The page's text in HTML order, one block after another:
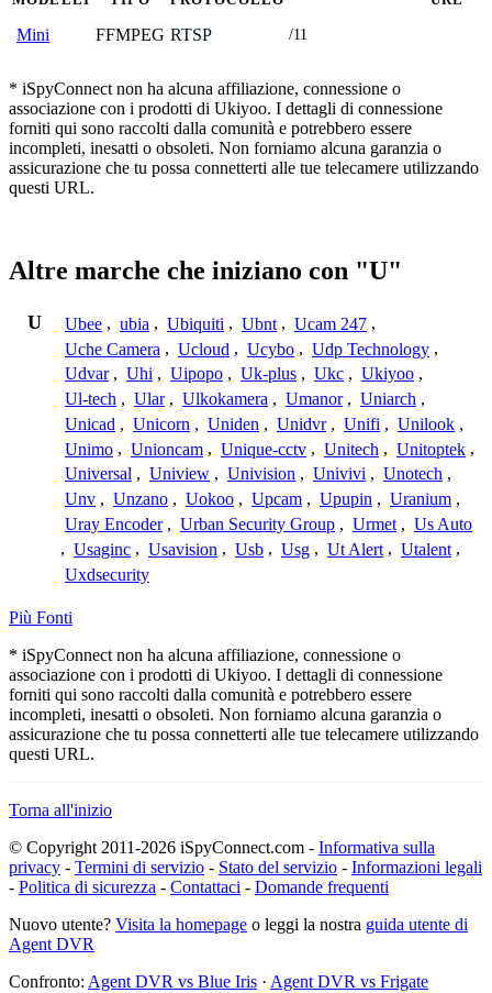
Mini FFMPEG RTSP /11
* iSpyConnect non ha alcuna affiliazione, connessione o
associazione con i prodotti di Ukiyoo. I dettagli di connessione
forniti qui sono raccolti dalla comunità e potrebbero essere
incompleti, inesatti o obsoleti. Non forniamo alcuna garanzia o
assicurazione che tu possa connetterti alle tue telecamere utilizzando
questi URL.
Altre marche che iniziano con "U"
U Ubee , ubia , Ubiquiti , Ubnt , Ucam 247 ,
Uche Camera , Ucloud , Ucybo , Udp Technology ,
Udvar , Uhi , Uipopo , Uk-plus , Ukc , Ukiyoo ,
Ul-tech , Ular , Ulkokamera , Umanor , Uniarch ,
Unicad , Unicorn , Uniden , Unidvr , Unifi , Unilook ,
Unimo , Unioncam , Unique-cctv , Unitech , Unitoptek ,
Universal , Uniview , Univision , Univivi , Unotech ,
Unv , Unzano , Uokoo , Upcam , Upupin , Uranium ,
Uray Encoder , Urban Security Group , Urmet , Us Auto
, Usaginc , Usavision , Usb , Usg , Ut Alert , Utalent ,
Uxdsecurity
Più Fonti
* iSpyConnect non ha alcuna affiliazione, connessione o
associazione con i prodotti di Ukiyoo. I dettagli di connessione
forniti qui sono raccolti dalla comunità e potrebbero essere
incompleti, inesatti o obsoleti. Non forniamo alcuna garanzia o
assicurazione che tu possa connetterti alle tue telecamere utilizzando
questi URL.
Torna all'inizio
© Copyright 2011-2026 iSpyConnect.com - Informativa sulla
privacy - Termini di servizio - Stato del servizio - Informazioni legali
- Politica di sicurezza - Contattaci - Domande frequenti
Nuovo utente? Visita la homepage o leggi la nostra guida utente di
Agent DVR
Confronto: Agent DVR vs Blue Iris · Agent DVR vs Frigate